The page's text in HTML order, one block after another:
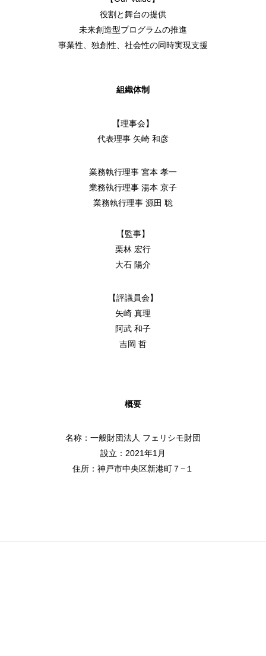
役割と舞台の提供
未来創造型プログラムの推進
事業性、独創性、社会性の同時実現支援
組織体制
【理事会】
代表理事 矢崎 和彦
業務執行理事 宮本 孝一
業務執行理事 湯本 京子
業務執行理事 源田 聡
【監事】
栗林 宏行
大石 陽介
【評議員会】
矢崎 真理
阿武 和子
吉岡 哲
概要
名称：一般財団法人 フェリシモ財団
設立：2021年1月
住所：神戸市中央区新港町７−１